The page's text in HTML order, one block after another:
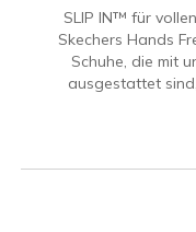
SLIP IN™ für
Skechers Hands
Schuhe, die mit
ausgestattet